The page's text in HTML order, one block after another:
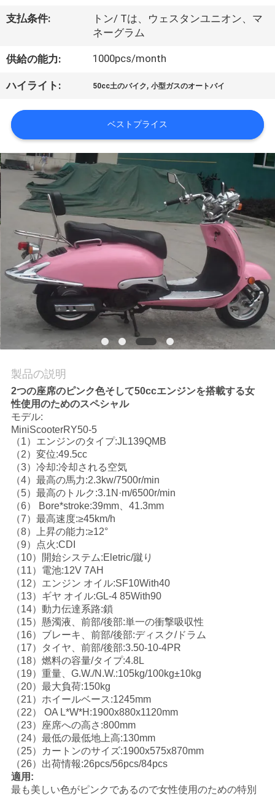
工
場
旅
品
質
管
理
私
達
に
連
し
な
さ
い
引
用
を
要
求
し
な
さ
い
地
図
支払条件:
トン/ Tは、ウェスタンユニオン、マ
ネーグラム
供給の能力: 1000pcs/month
ハイライト: 50cc土のバイク,小型ガスのオートバイ
ベストプライス
製品の説明
2つの座席のピンク色そして50ccエンジンを搭載する女
性使用のためのスペシャル
モデル:
MiniScooterRY50-5
（1）エンジンのタイプ:JL139QMB
（2）変位:49.5cc
（3）冷却:冷却される空気
（4）最高の馬力:2.3kw/7500r/min
（5）最高のトルク:3.1N·m/6500r/min
（6） Bore*stroke:39mm、41.3mm
（7）最高速度:≥45km/h
（8）上昇の能力:≥12°
（9）点火:CDI
（10）開始システム:Eletric/蹴り
（11）電池:12V 7AH
（12）エンジン オイル:SF10With40
（13）ギヤ オイル:GL-4 85With90
（14）動力伝達系路:鎖
（15）懸濁液、前部/後部:単一の衝撃吸収性
（16）ブレーキ、前部/後部:ディスク/ドラム
（17）タイヤ、前部/後部:3.50-10-4PR
（18）燃料の容量/タイプ:4.8L
（19）重量、G.W./N.W.:105kg/100kg±10kg
（20）最大負荷:150kg
（21）ホイールベース:1245mm
（22） OA L*W*H:1900x880x1120mm
（23）座席への高さ:800mm
（24）最低の最低地上高:130mm
（25）カートンのサイズ:1900x575x870mm
（26）出荷情報:26pcs/56pcs/84pcs
適用:
最も美しい色がピンクであるので女性使用のための特別